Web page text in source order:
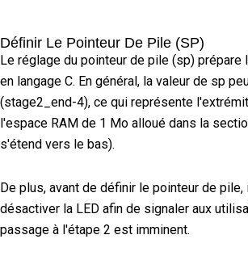
Définir Le Pointeur De Pile (SP)
Le réglage du pointeur de pile (sp) prépare
en langage C. En général, la valeur de sp
(stage2_end-4), ce qui représente
l'espace RAM de 1 Mo alloué dans la
s'étend vers le bas).
De plus, avant de définir le pointeur de
désactiver la LED afin de signaler aux
passage à l'étape 2 est imminent.